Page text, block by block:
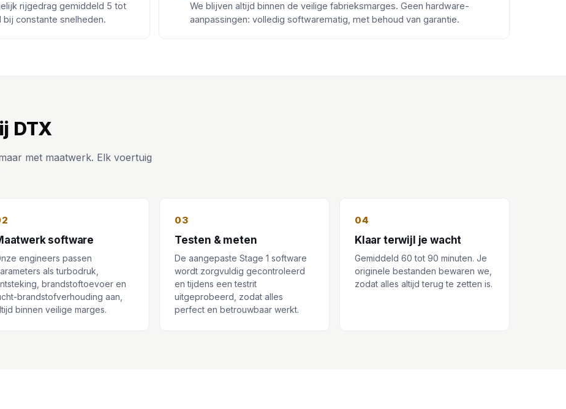
rijgedrag gemiddeld 5 tot
constante snelheden.
We blijven altijd binnen de veilige fabrieksmarges. Geen hardware-
aanpassingen: volledig softwarematig, met behoud van garantie.
DTX
met maatwerk. Elk voertuig
software
engineers passen
als turbodruk,
brandstoftoevoer en
brandstofverhouding aan,
binnen veilige marges.
03
Testen & meten
De aangepaste Stage 1 software
wordt zorgvuldig gecontroleerd
en tijdens een testrit
uitgeprobeerd, zodat alles
perfect en betrouwbaar werkt.
04
Klaar terwijl je wacht
Gemiddeld 60 tot 90 minuten. Je
originele bestanden bewaren we,
zodat alles altijd terug te zetten is.